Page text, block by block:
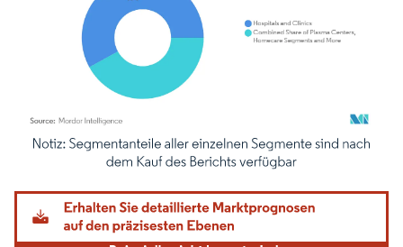
Bild © Mordor Intelligence. Wiederverwendung erfordert Namensnennung